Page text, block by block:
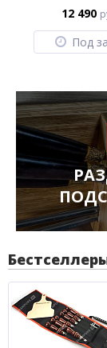
12 490
Под